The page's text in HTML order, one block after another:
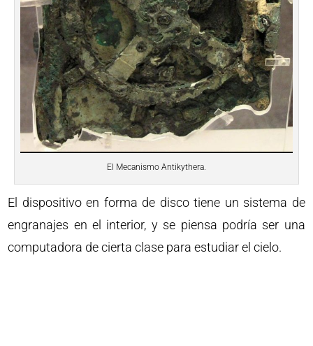
El Mecanismo Antikythera.
El dispositivo en forma de disco tiene un sistema de
engranajes en el interior, y se piensa podría ser una
computadora de cierta clase para estudiar el cielo.